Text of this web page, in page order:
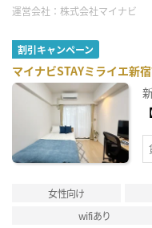
運営会社： 株式会社マイナビ
割引キャンペーン
マイナビSTAYミライエ新
女性向け
wifiあり